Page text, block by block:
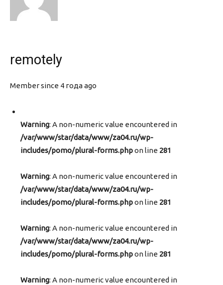
remotely
Member since 4 года ago
Warning: A non-numeric value encountered in
/var/www/star/data/www/za04.ru/wp-
includes/pomo/plural-forms.phpon line 281
Warning: A non-numeric value encountered in
/var/www/star/data/www/za04.ru/wp-
includes/pomo/plural-forms.phpon line 281
Warning: A non-numeric value encountered in
/var/www/star/data/www/za04.ru/wp-
includes/pomo/plural-forms.phpon line 281
Warning: A non-numeric value encountered in